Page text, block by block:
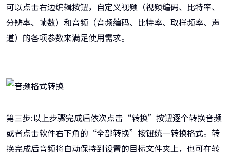
可以点击右边编辑按钮，自定义视频（视频编码、比特率、
分辨率、帧数）和音频（音频编码、比特率、取样频率、声
道）的各项参数来满足使用需求。
第三步:以上步骤完成后依次点击“转换”按钮逐个转换音频
或者点击软件右下角的“全部转换”按钮统一转换格式。转
换完成后音频将自动保持到设置的目标文件夹上，也可在转